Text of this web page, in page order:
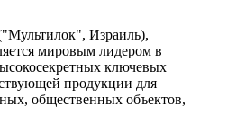
Израиль),
мировым лидером в
ключевых
продукции для
общественных объектов,